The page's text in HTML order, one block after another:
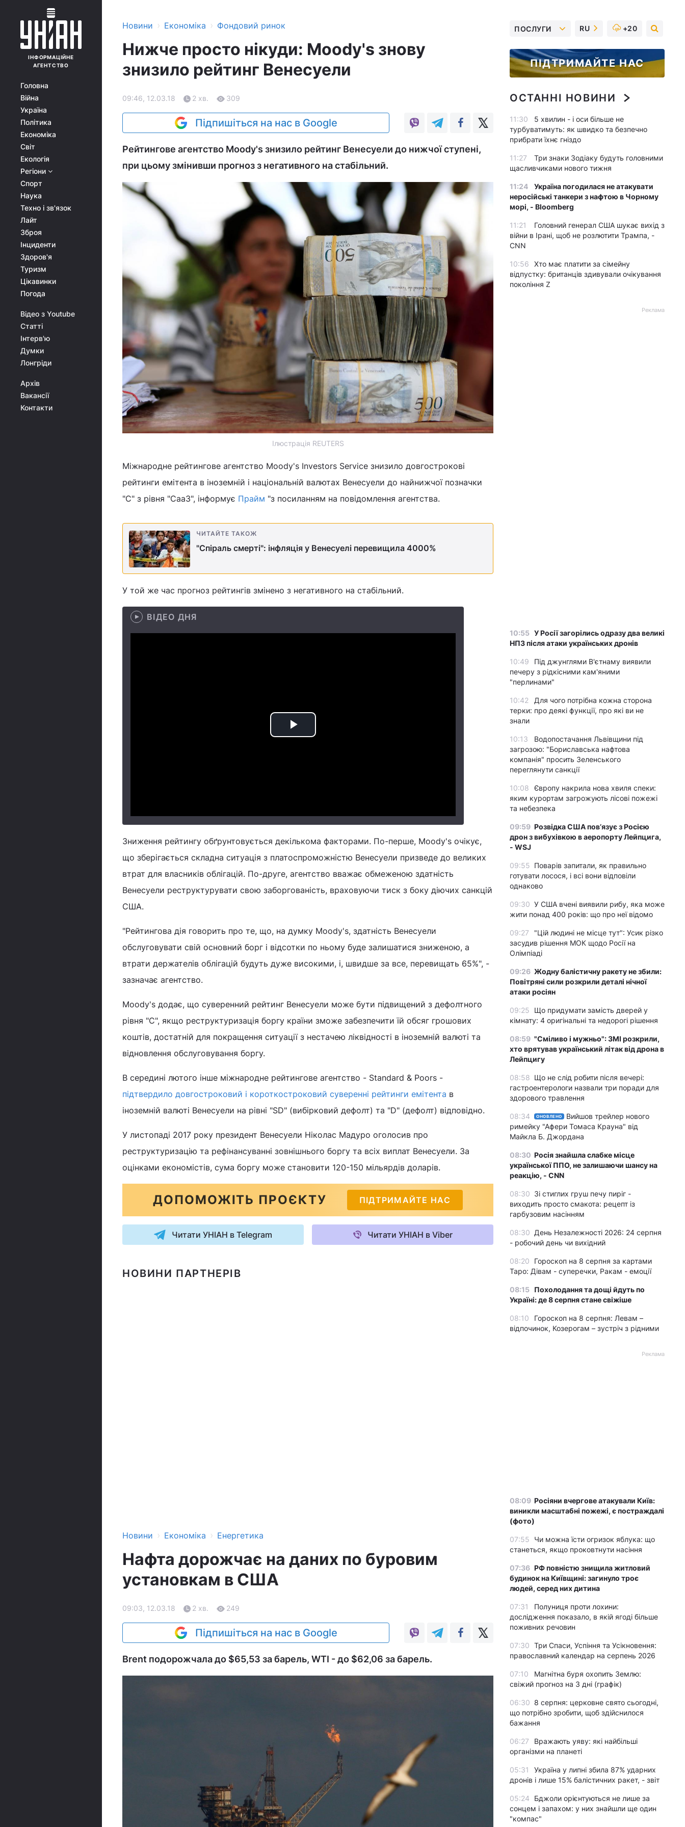
ІНФОРМАЦІЙНЕ
АГЕНТСТВО
Головна
Війна
Україна
Політика
Економіка
Світ
Екологія
Регіони
Спорт
Наука
Техно і зв'язок
Лайт
Зброя
Інциденти
Здоров'я
Туризм
Цікавинки
Погода
Відео з Youtube
Статті
Інтерв'ю
Думки
Лонгріди
Архів
Вакансії
Контакти
Новини › Економіка › Фондовий ринок
Нижче просто нікуди: Moody's знову
знизило рейтинг Венесуели
09:46, 12.03.18 2 хв. 309
Підпишіться на нас в Google
Рейтингове агентство Moody's знизило рейтинг Венесуели до нижчої ступені,
при цьому змінивши прогноз з негативного на стабільний.
Ілюстрація REUTERS
Міжнародне рейтингове агентство Moody's Investors Service знизило довгострокові
рейтинги емітента в іноземній і національній валютах Венесуели до найнижчої позначки
"C" з рівня "Caa3", інформує Прайм "з посиланням на повідомлення агентства.
ЧИТАЙТЕ ТАКОЖ
"Спіраль смерті": інфляція у Венесуелі перевищила 4000%
У той же час прогноз рейтингів змінено з негативного на стабільний.
ВІДЕО ДНЯ
Play
Зниження рейтингу обґрунтовується декількома факторами. По-перше, Moody's очікує,
що зберігається складна ситуація з платоспроможністю Венесуели призведе до великих
втрат для власників облігацій. По-друге, агентство вважає обмеженою здатність
Венесуели реструктурувати свою заборгованість, враховуючи тиск з боку діючих санкцій
США.
"Рейтингова дія говорить про те, що, на думку Moody's, здатність Венесуели
обслуговувати свій основний борг і відсотки по ньому буде залишатися зниженою, а
втрати держателів облігацій будуть дуже високими, і, швидше за все, перевищать 65%", -
зазначає агентство.
Moody's додає, що суверенний рейтинг Венесуели може бути підвищений з дефолтного
рівня "C", якщо реструктуризація боргу країни зможе забезпечити їй обсяг грошових
коштів, достатній для покращення ситуації з нестачею ліквідності в іноземній валюті та
відновлення обслуговування боргу.
В середині лютого інше міжнародне рейтингове агентство - Standard & Poors -
підтвердило довгостроковий і короткостроковий суверенні рейтинги емітента в
іноземній валюті Венесуели на рівні "SD" (вибірковий дефолт) та "D" (дефолт) відповідно.
У листопаді 2017 року президент Венесуели Ніколас Мадуро оголосив про
реструктуризацію та рефінансуванні зовнішнього боргу та всіх виплат Венесуели. За
оцінками економістів, сума боргу може становити 120-150 мільярдів доларів.
ДОПОМОЖІТЬ ПРОЄКТУ ПІДТРИМАЙТЕ НАС
Читати УНІАН в Telegram Читати УНІАН в Viber
НОВИНИ ПАРТНЕРІВ
Новини › Економіка › Енергетика
Нафта дорожчає на даних по буровим
установкам в США
09:03, 12.03.18 2 хв. 249
Підпишіться на нас в Google
Brent подорожчала до $65,53 за барель, WTI - до $62,06 за барель.
ПОСЛУГИ RU +20
ПІДТРИМАЙТЕ НАС
ОСТАННІ НОВИНИ
11:30
5 хвилин - і оси більше не
турбуватимуть: як швидко та безпечно
прибрати їхнє гніздо
11:27
Три знаки Зодіаку будуть головними
щасливчиками нового тижня
11:24
Україна погодилася не атакувати
неросійські танкери з нафтою в Чорному
морі, - Bloomberg
11:21
Головний генерал США шукає вихід з
війни в Ірані, щоб не розлютити Трампа, -
CNN
10:56
Хто має платити за сімейну
відпустку: британців здивували очікування
покоління Z
Реклама
10:55 У Росії загорілись одразу два великі
НПЗ після атаки українських дронів
10:49
Під джунглями В'єтнаму виявили
печеру з рідкісними кам'яними
"перлинами"
10:42
Для чого потрібна кожна сторона
терки: про деякі функції, про які ви не
знали
10:13
Водопостачання Львівщини під
загрозою: "Бориславська нафтова
компанія" просить Зеленського
переглянути санкції
10:08
Європу накрила нова хвиля спеки:
яким курортам загрожують лісові пожежі
та небезпека
09:59 Розвідка США пов’язує з Росією
дрон з вибухівкою в аеропорту Лейпцига,
- WSJ
09:55 Поварів запитали, як правильно
готувати лосося, і всі вони відповіли
однаково
09:30 У США вчені виявили рибу, яка може
жити понад 400 років: що про неї відомо
09:27
"Цій людині не місце тут": Усик різко
засудив рішення МОК щодо Росії на
Олімпіаді
09:26 Жодну балістичну ракету не збили:
Повітряні сили розкрили деталі нічної
атаки росіян
09:25
Що придумати замість дверей у
кімнату: 4 оригінальні та недорогі рішення
08:59 "Сміливо і мужньо": ЗМІ розкрили,
хто врятував український літак від дрона в
Лейпцигу
08:58 Що не слід робити після вечері:
гастроентерологи назвали три поради для
здорового травлення
08:34 ОНОВЛЕНО
Вийшов трейлер нового
римейку "Афери Томаса Крауна" від
Майкла Б. Джордана
08:30 Росія знайшла слабке місце
української ППО, не залишаючи шансу на
реакцію, - CNN
08:30 Зі стиглих груш печу пиріг -
виходить просто смакота: рецепт із
гарбузовим насінням
08:30 День Незалежності 2026: 24 серпня
- робочий день чи вихідний
08:20
Гороскоп на 8 серпня за картами
Таро: Дівам - суперечки, Ракам - емоції
08:15 Похолодання та дощі йдуть по
Україні: де 8 серпня стане свіжіше
08:10
Гороскоп на 8 серпня: Левам –
відпочинок, Козерогам – зустріч з рідними
Реклама
08:09 Росіяни вчергове атакували Київ:
виникли масштабні пожежі, є постраждалі
(фото)
07:55
Чи можна їсти огризок яблука: що
станеться, якщо проковтнути насіння
07:36 РФ повністю знищила житловий
будинок на Київщині: загинуло троє
людей, серед них дитина
07:31
Полуниця проти лохини:
дослідження показало, в якій ягоді більше
поживних речовин
07:30 Три Спаси, Успіння та Усікновення:
православний календар на серпень 2026
07:10
Магнітна буря охопить Землю:
свіжий прогноз на 3 дні (графік)
06:30 8 серпня: церковне свято сьогодні,
що потрібно зробити, щоб здійснилося
бажання
06:27
Вражають уяву: які найбільші
організми на планеті
05:31
Україна у липні збила 87% ударних
дронів і лише 15% балістичних ракет, - звіт
05:24
Бджоли орієнтуються не лише за
сонцем і запахом: у них знайшли ще один
"компас"